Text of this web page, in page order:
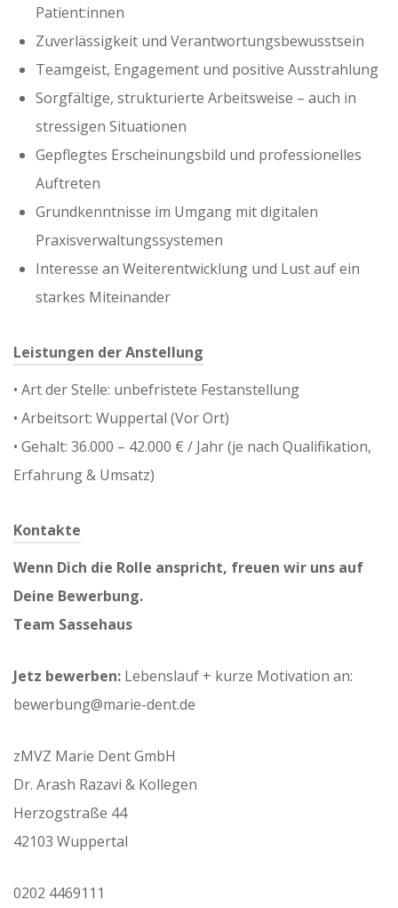
Patient:innen
Zuverlässigkeit und Verantwortungsbewusstsein
Teamgeist, Engagement und positive Ausstrahlung
Sorgfältige, strukturierte Arbeitsweise – auch in
stressigen Situationen
Gepflegtes Erscheinungsbild und professionelles
Auftreten
Grundkenntnisse im Umgang mit digitalen
Praxisverwaltungssystemen
Interesse an Weiterentwicklung und Lust auf ein
starkes Miteinander
Leistungen der Anstellung
•⁠ ⁠Art der Stelle: unbefristete Festanstellung
•⁠ ⁠Arbeitsort: Wuppertal (Vor Ort)
•⁠ ⁠Gehalt: 36.000 – 42.000 € / Jahr (je nach Qualifikation,
Erfahrung & Umsatz)
Kontakte
Wenn Dich die Rolle anspricht, freuen wir uns auf
Deine Bewerbung.
Team Sassehaus
Jetz bewerben: Lebenslauf + kurze Motivation an:
bewerbung@marie-dent.de
zMVZ Marie Dent GmbH
Dr. Arash Razavi & Kollegen
Herzogstraße 44
42103 Wuppertal
0202 4469111